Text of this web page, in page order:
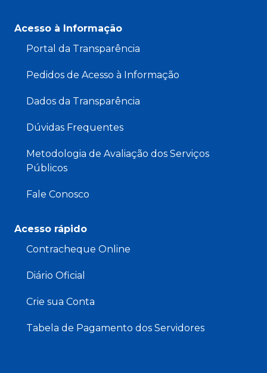
Acesso à Informação
Portal da Transparência
Pedidos de Acesso à Informação
Dados da Transparência
Dúvidas Frequentes
Metodologia de Avaliação dos Serviços
Públicos
Fale Conosco
Acesso rápido
Contracheque Online
Diário Oficial
Crie sua Conta
Tabela de Pagamento dos Servidores